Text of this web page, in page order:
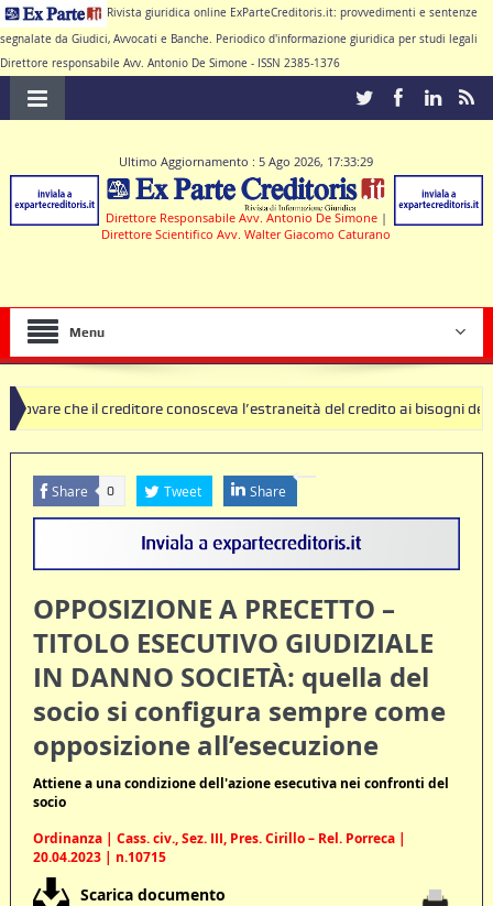
Rivista giuridica online ExParteCreditoris.it: provvedimenti e sentenze
segnalate da Giudici, Avvocati e Banche. Periodico d'informazione giuridica per studi legali
Direttore responsabile Avv. Antonio De Simone - ISSN 2385-1376
Ultimo Aggiornamento : 5 Ago 2026, 17:33:29
Direttore Responsabile Avv. Antonio De Simone |
Direttore Scientifico Avv. Walter Giacomo Caturano
Menu
il creditore conosceva l’estraneità del credito ai bisogni della famiglia
clausole nulle deve produrre il contratto di conto corrente
Share 0 Tweet Share
OPPOSIZIONE A PRECETTO –
TITOLO ESECUTIVO GIUDIZIALE
IN DANNO SOCIETÀ: quella del
socio si configura sempre come
opposizione all’esecuzione
Attiene a una condizione dell'azione esecutiva nei confronti del
socio
Ordinanza | Cass. civ., Sez. III, Pres. Cirillo – Rel. Porreca |
20.04.2023 | n.10715
Scarica documento